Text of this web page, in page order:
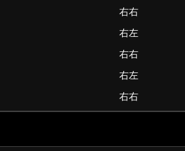
右右
右左
右右
右左
右右